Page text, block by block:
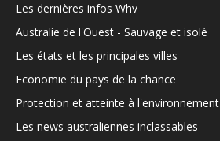
Les dernières infos Whv
Australie de l'Ouest - Sauvage et isolé
Les états et les principales villes
Economie du pays de la chance
Protection et atteinte à l'environnement
Les news australiennes inclassables